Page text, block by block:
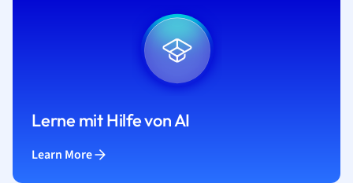
Lerne mit Hilfe von AI
Learn More